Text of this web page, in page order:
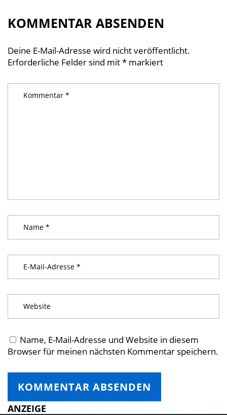
KOMMENTAR ABSENDEN
Deine E-Mail-Adresse wird nicht veröffentlicht.
Erforderliche Felder sind mit* markiert
Name, E-Mail-Adresse und Website in diesem
Browser für meinen nächsten Kommentar speichern.
ANZEIGE